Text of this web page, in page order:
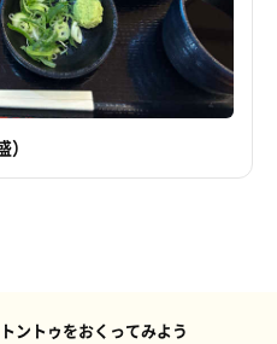
ントゥをおくってみよう